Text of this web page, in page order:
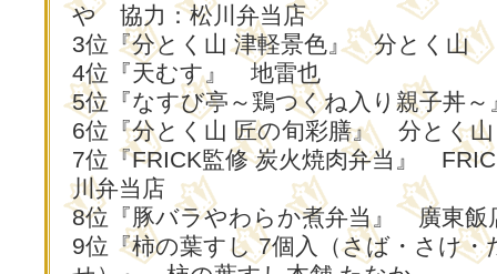
や 協力：松川弁当店
3位『分とく山 津軽景色』 分とく山
4位『天むす』 地雷也
5位『なすび亭～鶏つくね入り親子丼
6位『分とく山 匠の旬彩膳』 分とく山
7位『FRICK監修 炭火焼肉弁当』
川弁当店
8位『豚バラやわらか煮弁当』 廣東飯
9位『柿の葉すし 7個入（さば・さけ・